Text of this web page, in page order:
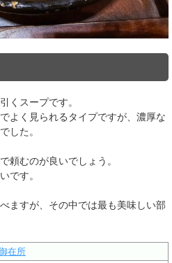
くスープです。
よく見られるタイプですが、濃厚な
した。
頼むのが良いでしょう。
です。
ますが、その中では最も美味しい部
在所